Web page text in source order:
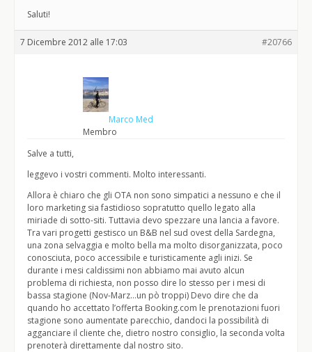
Saluti!
7 Dicembre 2012 alle 17:03 #20766
Marco Med
Membro
Salve a tutti,
leggevo i vostri commenti. Molto interessanti.
Allora è chiaro che gli OTA non sono simpatici a nessuno e che il
loro marketing sia fastidioso sopratutto quello legato alla
miriade di sotto-siti. Tuttavia devo spezzare una lancia a favore.
Tra vari progetti gestisco un B&B nel sud ovest della Sardegna,
una zona selvaggia e molto bella ma molto disorganizzata, poco
conosciuta, poco accessibile e turisticamente agli inizi. Se
durante i mesi caldissimi non abbiamo mai avuto alcun
problema di richiesta, non posso dire lo stesso per i mesi di
bassa stagione (Nov-Marz…un pò troppi) Devo dire che da
quando ho accettato l’offerta Booking.com le prenotazioni fuori
stagione sono aumentate parecchio, dandoci la possibilità di
agganciare il cliente che, dietro nostro consiglio, la seconda volta
prenoterà direttamente dal nostro sito.